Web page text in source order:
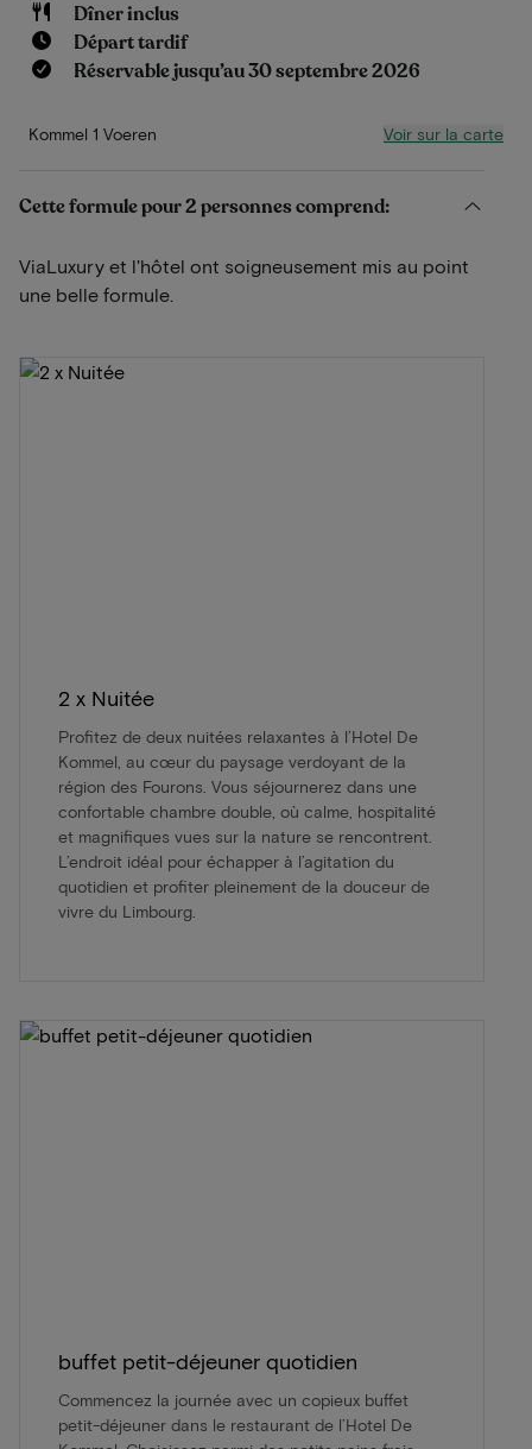
Dîner inclus
Départ tardif
Réservable jusqu’au 30 septembre 2026
Kommel 1 Voeren Voir sur la carte
Cette formule pour 2 personnes comprend:
ViaLuxury et l'hôtel ont soigneusement mis au point
une belle formule.
2 x Nuitée
Profitez de deux nuitées relaxantes à l’Hotel De
Kommel, au cœur du paysage verdoyant de la
région des Fourons. Vous séjournerez dans une
confortable chambre double, où calme, hospitalité
et magnifiques vues sur la nature se rencontrent.
L’endroit idéal pour échapper à l’agitation du
quotidien et profiter pleinement de la douceur de
vivre du Limbourg.
buffet petit-déjeuner quotidien
Commencez la journée avec un copieux buffet
petit-déjeuner dans le restaurant de l’Hotel De